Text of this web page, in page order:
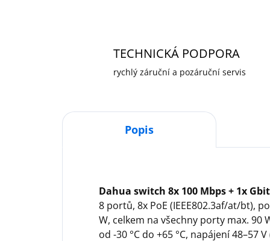
TECHNICKÁ PODPORA
rychlý záruční a pozáruční servis
Popis
Dahua switch 8x 100 Mbps + 1x
8 portů, 8x PoE (IEEE802.3af/at/bt),
W, celkem na všechny porty max. 90
od -30 °C do +65 °C, napájení 48–57